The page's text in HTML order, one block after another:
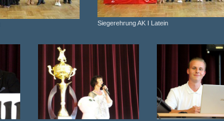
Siegerehrung AK I Latein